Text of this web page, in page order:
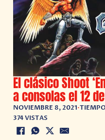
El clásico Shoot
a consolas el 12
NOVIEMBRE 8, 2021•
374 VISTAS